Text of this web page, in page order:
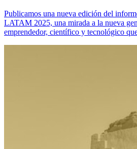
Publicamos una nueva edición del
LATAM 2025, una mirada a la nueva
emprendedor, científico y tecnológico